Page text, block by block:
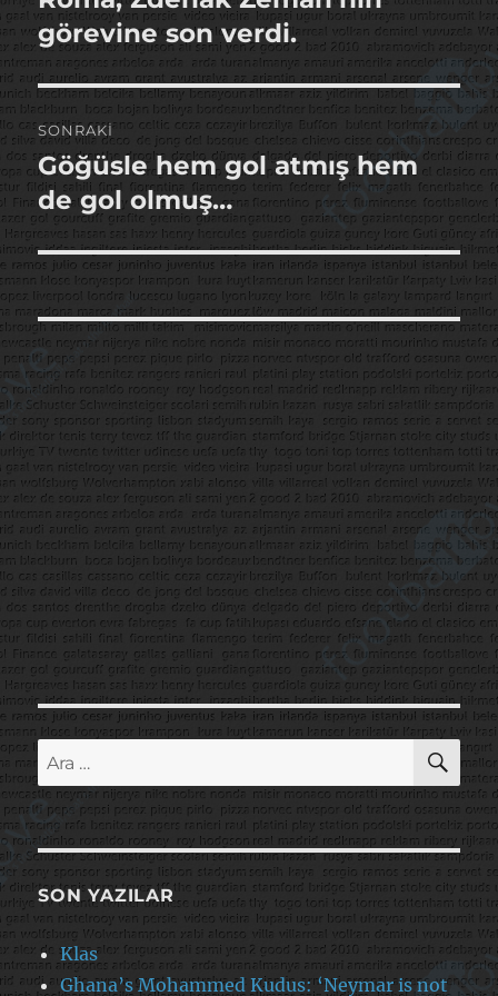
yazı:
görevine son verdi.
SONRAKI
Sonraki
yazı:
Göğüsle hem gol atmış hem
de gol olmuş…
Ara:
SON YAZILAR
Klas
Ghana’s Mohammed Kudus: ‘Neymar is not